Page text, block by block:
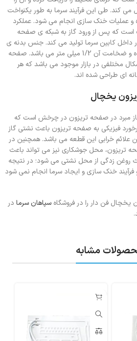
می کند. طی این فرآیند سرما به طور یکنواخت
خنک سازی انجام می شود. عملکرد
که پس از ورود گاز به شبکه ی صفحه
داخل کابین سرما تولید می کند. جنس بدنه ی
صفحه تریزون آلومینیوم بوده و ضخامت آن 1/2 میلی متر می باشد. صفحه
مختلفی در بازار موجود می باشد که هر
ای طراحی شده اند.
یخچال
مبرد در صفحه تریزون در چرخش است که
فیزیکی به صفحه تریزون باعث نشتی گاز
علائم خرابی این قطعه می باشد. همچنین در
تریزون، محل جوشکاری نیز می تواند باعث
روغن زدگی از محل نشتی می شود؛ در نتیجه
خنک سازی و ایجاد سرما انجام نمی شود
فن دار را در فروشگاه سپاهان سرما در
مشابه